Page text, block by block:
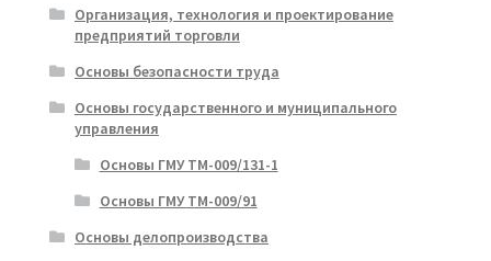
Организация, технология и проектирование
предприятий торговли
Основы безопасности труда
Основы государственного и муниципального
управления
Основы ГМУ ТМ-009/131-1
Основы ГМУ ТМ-009/91
Основы делопроизводства